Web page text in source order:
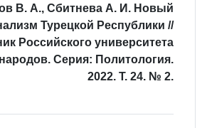
В. А., Сбитнева А. И. Новый
Турецкой Республики //
Российского университета
Серия: Политология.
2022. Т. 24. № 2.